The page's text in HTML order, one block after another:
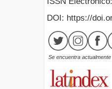
DOI: https://
Se encuentra